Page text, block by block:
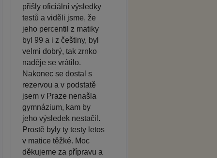
přišly oficiální výsledky
testů a viděli jsme, že
jeho percentil z matiky
byl 99 a i z češtiny, byl
velmi dobrý, tak zrnko
naděje se vrátilo.
Nakonec se dostal s
rezervou a v podstatě
jsem v Praze nenašla
gymnázium, kam by
jeho výsledek nestačil.
Prostě byly ty testy letos
v matice těžké. Moc
děkujeme za přípravu a